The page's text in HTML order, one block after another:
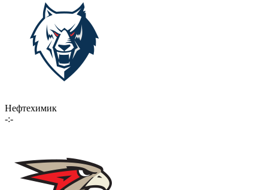
Нефтехимик
-:-